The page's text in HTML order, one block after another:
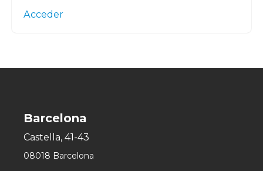
Acceder
Barcelona
Castella, 41-43
08018 Barcelona